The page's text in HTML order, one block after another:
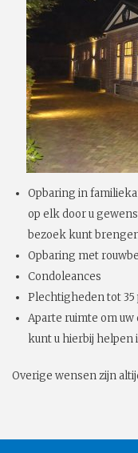
Opbaring in
op elk door u
bezoek kunt
Opbaring met
Condoleances
Plechtigheden tot
Aparte ruimte om
kunt u hierbij helpen
Overige wensen zijn